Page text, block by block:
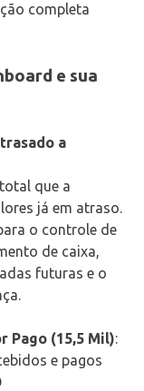
completa
e sua
a
que a
já em atraso.
o controle de
de caixa,
futuras e o
Pago (15,5 Mil):
e pagos